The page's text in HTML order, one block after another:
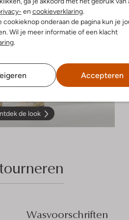
en cookieverklaring.
onderaan de pagina kun je
Wil je meer informatie of een klacht
.
Accepteren
de look
Wasvoorschriften